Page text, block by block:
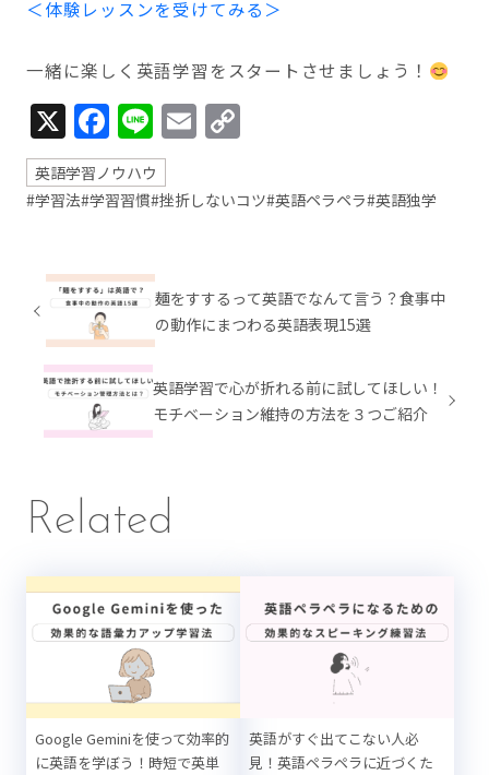
＜体験レッスンを受けてみる＞
一緒に楽しく英語学習をスタートさせましょう！
X Facebook
LineEmail
英語学習ノウハウ
#学習法#学習習慣#挫折しないコツ#英語ペラペラ#英語独学
麺をすするって英語でなんて言う？食事中
の動作にまつわる英語表現15選
英語学習で心が折れる前に試してほしい！
モチベーション維持の方法を３つご紹介
Related
Google Geminiを使って効率的
に英語を学ぼう！時短で英単
英語がすぐ出てこない人必
見！英語ペラペラに近づくた